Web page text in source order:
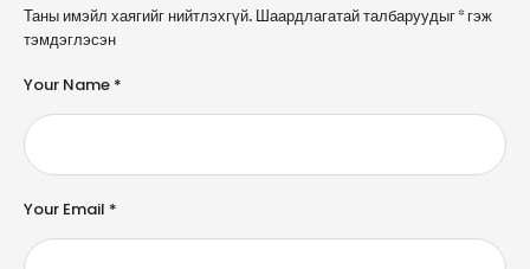
Таны имэйл хаягийг нийтлэхгүй. Шаардлагатай талбаруудыг*гэж
тэмдэглэсэн
Your Name *
Your Email *
A
l
e
n
a
ti
e